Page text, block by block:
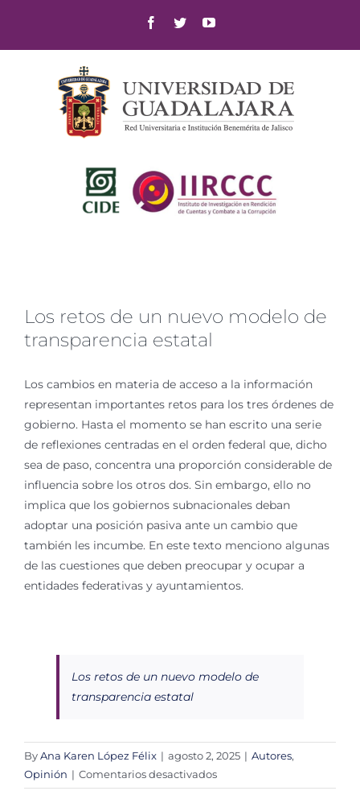
content
Facebook
TwitterYouTube
Los retos de un nuevo modelo de
transparencia estatal
Los cambios en materia de acceso a la información
representan importantes retos para los tres órdenes de
gobierno. Hasta el momento se han escrito una serie
de reflexiones centradas en el orden federal que, dicho
sea de paso, concentra una proporción considerable de
influencia sobre los otros dos. Sin embargo, ello no
implica que los gobiernos subnacionales deban
adoptar una posición pasiva ante un cambio que
también les incumbe. En este texto menciono algunas
de las cuestiones que deben preocupar y ocupar a
entidades federativas y ayuntamientos.
Los retos de un nuevo modelo de
transparencia estatal
ByAna Karen López Félix | agosto 2, 2025 | Autores,
Opinión | Comentarios desactivadosen
Los